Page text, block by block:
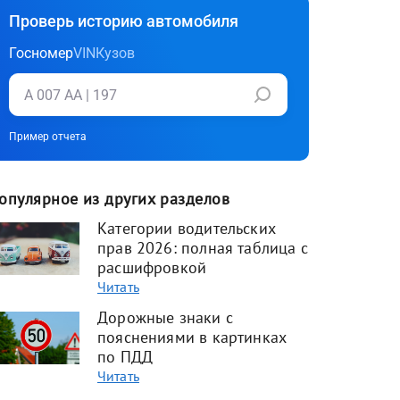
Проверь историю автомобиля
ГосномерVINКузов
Пример отчета
из других разделов
Категории водительских
прав 2026: полная таблица с
расшифровкой
Читать
Дорожные знаки с
пояснениями в картинках
по ПДД
Читать